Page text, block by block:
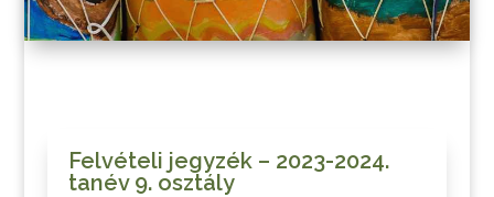
Felvételi jegyzék – 2023-2024.
tanév 9. osztály